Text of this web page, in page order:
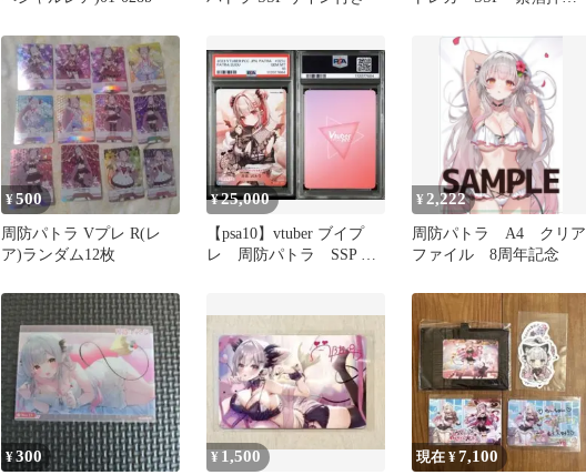
¥500
周防パトラ Vプレ R(レ
ア)ランダム12枚
¥25,000
【psa10】vtuber ブイプ
レ 周防パトラ SSP 箔
¥ 2,222
周防パトラ A4 クリア
ファイル 8周年記念
¥300 ¥ 1,500 現在 ¥7,100